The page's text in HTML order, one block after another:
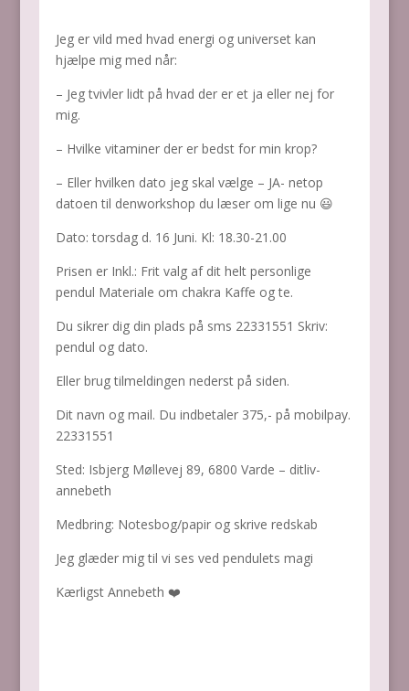
Jeg er vild med hvad energi og universet kan
hjælpe mig med når:
– Jeg tvivler lidt på hvad der er et ja eller nej for
mig.
– Hvilke vitaminer der er bedst for min krop?
– Eller hvilken dato jeg skal vælge – JA- netop
datoen til denworkshop du læser om lige nu 😃
Dato: torsdag d. 16 Juni. Kl: 18.30-21.00
Prisen er Inkl.: Frit valg af dit helt personlige
pendul Materiale om chakra Kaffe og te.
Du sikrer dig din plads på sms 22331551 Skriv:
pendul og dato.
Eller brug tilmeldingen nederst på siden.
Dit navn og mail. Du indbetaler 375,- på mobilpay.
22331551
Sted: Isbjerg Møllevej 89, 6800 Varde – ditliv-
annebeth
Medbring: Notesbog/papir og skrive redskab
Jeg glæder mig til vi ses ved pendulets magi
Kærligst Annebeth ❤️